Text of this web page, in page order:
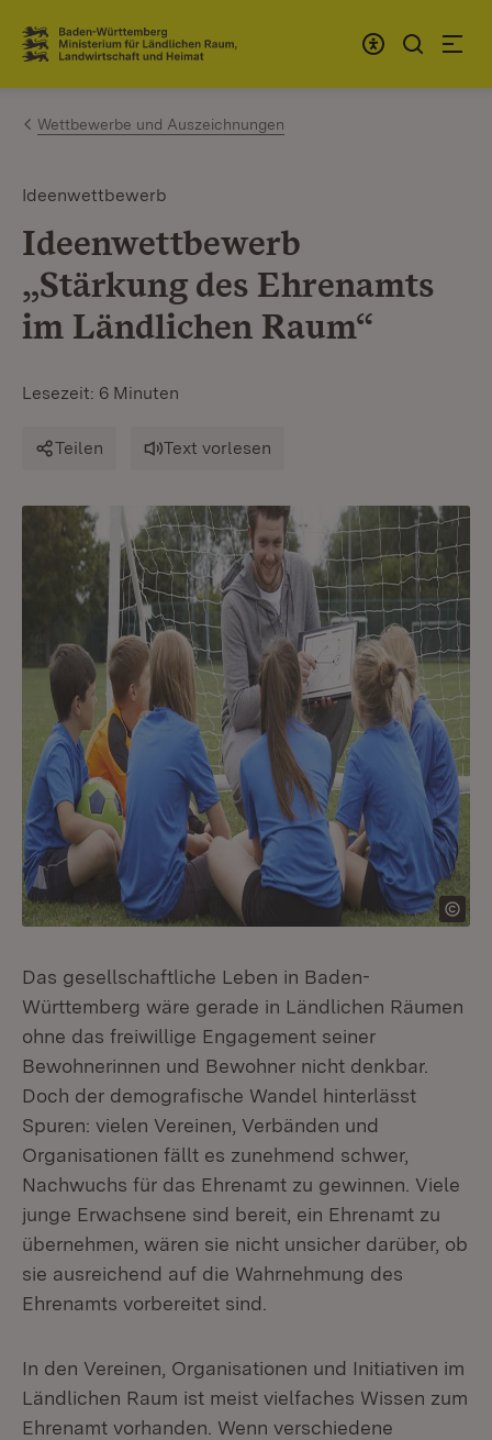
Zum Inhalt springen
Link zur Startseite
Wettbewerbe und Auszeichnungen
Ideenwettbewerb
Ideenwettbewerb
„Stärkung des Ehrenamts
im Ländlichen Raum“
Lesezeit: 6 Minuten
Teilen Text vorlesen
Das gesellschaftliche Leben in Baden-
Württemberg wäre gerade in Ländlichen Räumen
ohne das freiwillige Engagement seiner
Bewohnerinnen und Bewohner nicht denkbar.
Doch der demografische Wandel hinterlässt
Spuren: vielen Vereinen, Verbänden und
Organisationen fällt es zunehmend schwer,
Nachwuchs für das Ehrenamt zu gewinnen. Viele
junge Erwachsene sind bereit, ein Ehrenamt zu
übernehmen, wären sie nicht unsicher darüber, ob
sie ausreichend auf die Wahrnehmung des
Ehrenamts vorbereitet sind.
In den Vereinen, Organisationen und Initiativen im
Ländlichen Raum ist meist vielfaches Wissen zum
Ehrenamt vorhanden. Wenn verschiedene